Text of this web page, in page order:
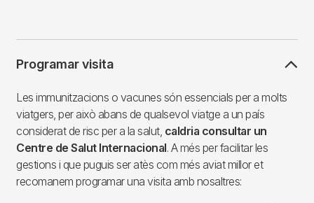
Programar visita
Les immunitzacions o vacunes són essencials per a molts
viatgers, per això abans de qualsevol viatge a un país
considerat de risc per a la salut, caldria consultar un
Centre de Salut Internacional. A més per facilitar les
gestions i que puguis ser atès com més aviat millor et
recomanem programar una visita amb nosaltres: